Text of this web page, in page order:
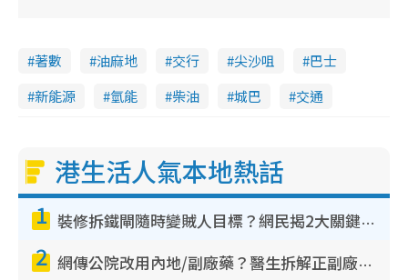
T
i
著數 油麻地 交行 尖沙咀
巴士
新能源
氫能 柴油 城巴 交通
港生活人氣本地熱話
1 裝修拆鐵閘隨時變賊人目標？網民揭2大關鍵用途：裝新式等於白裝？附新舊鐵閘分別
2 網傳公院改用內地/副廠藥？醫生拆解正副廠分別 揭4類人換藥隨時出事